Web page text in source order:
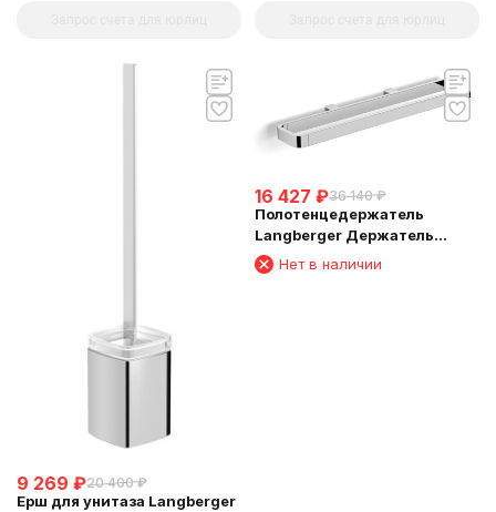
9 269 ₽20 400 ₽
Ерш для унитаза Langberger
16 427 ₽36 140 ₽
Полотенцедержатель
Langberger Держатель
аксессуаров и полотенца 45
см 11304D
Нет в наличии